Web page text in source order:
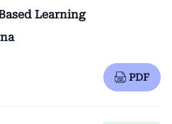
Learning
PDF